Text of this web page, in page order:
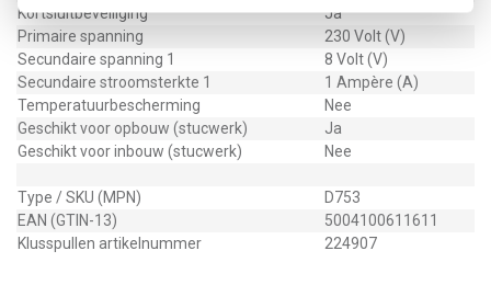
Kortsluitbeveiliging
Ja
Primaire spanning
230 Volt (V)
Secundaire spanning 1
8 Volt (V)
Secundaire stroomsterkte 1
1 Ampère (A)
Temperatuurbescherming
Nee
Geschikt voor opbouw (stucwerk)
Ja
Geschikt voor inbouw (stucwerk)
Nee
Type / SKU (MPN)
D753
EAN (GTIN-13)
5004100611611
Klusspullen artikelnummer
224907